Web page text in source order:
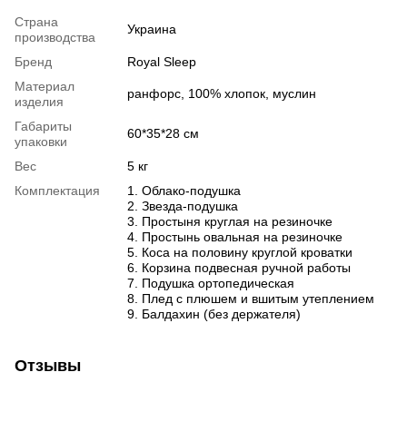
Страна
производства
Украина
Бренд
Royal Sleep
Материал
изделия
ранфорс, 100% хлопок, муслин
Габариты
упаковки
60*35*28 см
Вес
5 кг
Комплектация
1. Облако-подушка
2. Звезда-подушка
3. Простыня круглая на резиночке
4. Простынь овальная на резиночке
5. Коса на половину круглой кроватки
6. Корзина подвесная ручной работы
7. Подушка ортопедическая
8. Плед с плюшем и вшитым утеплением
9. Балдахин (без держателя)
Отзывы